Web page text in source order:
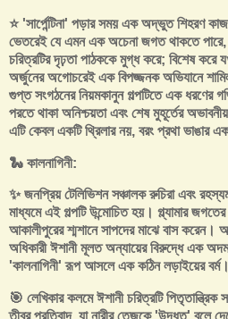
⭐ 'সার্পেন্টিনা' পড়ার সময় এক অদ্ভুত শিহরণ কাজ
ভেতরেই যে এমন এক অচেনা জগত থাকতে পারে,
চরিত্রটির দৃঢ়তা পাঠককে মুগ্ধ করে; বিশেষ করে
অর্জুনের অগোচরেই এক বিপজ্জনক অভিযানে
গুপ্ত সংগঠনের নিয়মকানুন গল্পটিতে এক ধরণের
পরতে থাকা অনিশ্চয়তা এবং শেষ মুহূর্তের
এটি কেবল একটি থ্রিলার নয়, বরং প্রথা ভাঙার
🐍 কালনাগিনী:
✨ জনপ্রিয় টেলিভিশন সঞ্চালক রুচিরা এবং
মাধ্যমে এই গল্পটি উন্মোচিত হয়। গ্ল্যামার
আকালীপুরের শ্মশানে সাপদের মাঝে বাস করেন।
অধিকারী ঈশানী মূলত অন্যায়ের বিরুদ্ধে এক
'কালনাগিনী' রূপ আসলে এক কঠিন লড়াইয়ের বর্ম।
🎯 লেখিকার কলমে ঈশানী চরিত্রটি পিতৃতান্ত্রিক